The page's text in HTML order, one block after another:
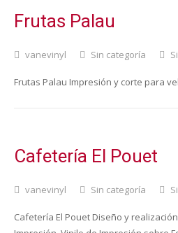
Frutas Palau
vanevinyl Sin categoría
Frutas Palau Impresión y corte para
Cafetería El Pouet
vanevinyl Sin categoría
Cafetería El Pouet Diseño y